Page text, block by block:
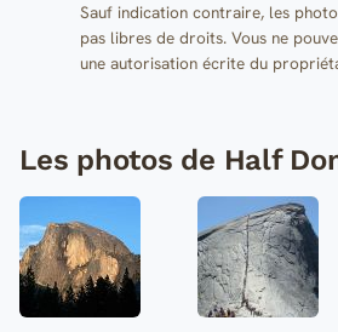
Sauf indication contraire, les
pas libres de droits. Vous ne
une autorisation écrite du
Les photos de Half